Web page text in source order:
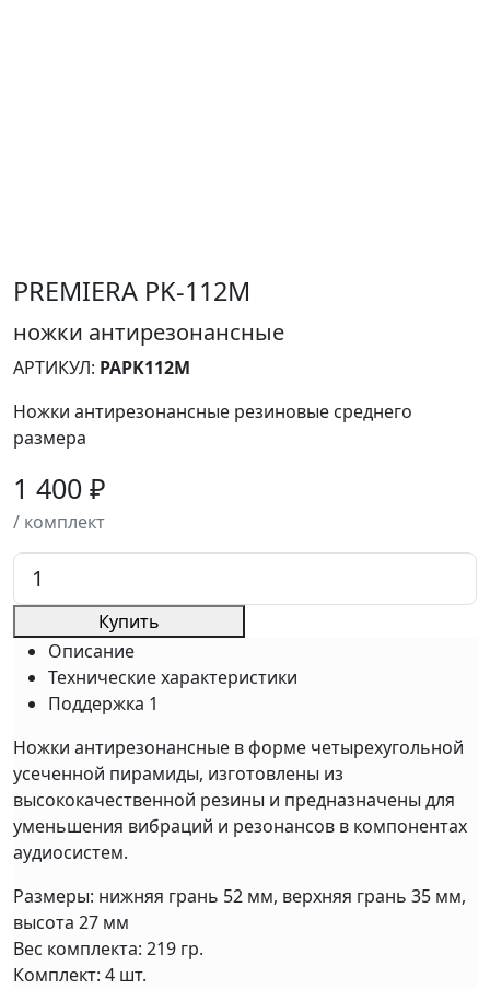
PREMIERA PK-112M
ножки антирезонансные
АРТИКУЛ: PAPK112M
Ножки антирезонансные резиновые среднего
размера
1 400 ₽
/ комплект
Купить
Описание
Технические характеристики
Поддержка 1
Ножки антирезонансные в форме четырехугольной
усеченной пирамиды, изготовлены из
высококачественной резины и предназначены для
уменьшения вибраций и резонансов в компонентах
аудиосистем.
Размеры: нижняя грань 52 мм, верхняя грань 35 мм,
высота 27 мм
Вес комплекта: 219 гр.
Комплект: 4 шт.